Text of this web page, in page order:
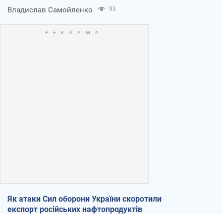
Владислав Самойленко 93
Як атаки Сил оборони України скоротили
експорт російських нафтопродуктів